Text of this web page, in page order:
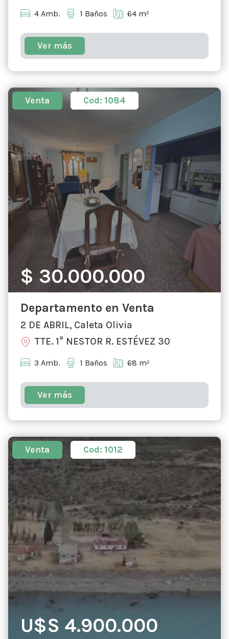
4 Amb. 1 Baños 64 m²
Ver más
Venta Cod: 1084
$ 30.000.000
Departamento en Venta
2 DE ABRIL, Caleta Olivia
TTE. 1° NESTOR R. ESTÉVEZ 30
3 Amb. 1 Baños 68 m²
Ver más
Venta Cod: 1012
U$S 4.900.000